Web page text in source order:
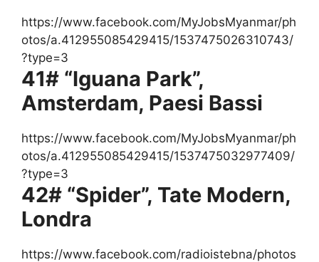
https://www.facebook.com/MyJobsMyanmar/ph
otos/a.412955085429415/1537475026310743/
?type=3
41# “Iguana Park”,
Amsterdam, Paesi Bassi
https://www.facebook.com/MyJobsMyanmar/ph
otos/a.412955085429415/1537475032977409/
?type=3
42# “Spider”, Tate Modern,
Londra
https://www.facebook.com/radioistebna/photos